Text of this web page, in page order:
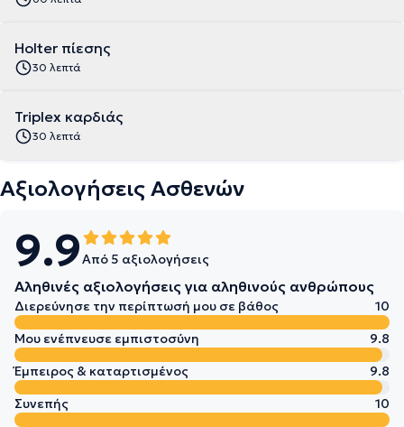
Holter πίεσης
30 λεπτά
Triplex καρδιάς
30 λεπτά
Αξιολογήσεις Ασθενών
9.9Από 5 αξιολογήσεις
Αληθινές αξιολογήσεις για αληθινούς ανθρώπους
Διερεύνησε την περίπτωσή μου σε βάθος
10
Μου ενέπνευσε εμπιστοσύνη
9.8
Έμπειρος & καταρτισμένος
9.8
Συνεπής
10